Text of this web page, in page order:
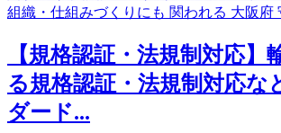
【規格認証・法規制対応】
る規格認証・法規制対応な
ダード...